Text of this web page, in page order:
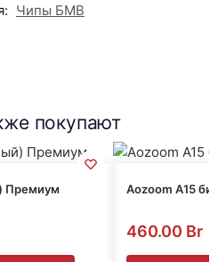
Чипы БМВ
покупают
Премиум Aozoom A15
460.00 Br